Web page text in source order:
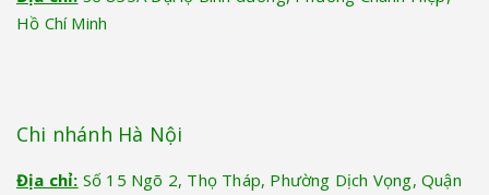
Hồ Chí Minh
Chi nhánh Hà Nội
Địa chỉ: Số 15 Ngõ 2, Thọ Tháp, Phường Dịch Vọng, Quận